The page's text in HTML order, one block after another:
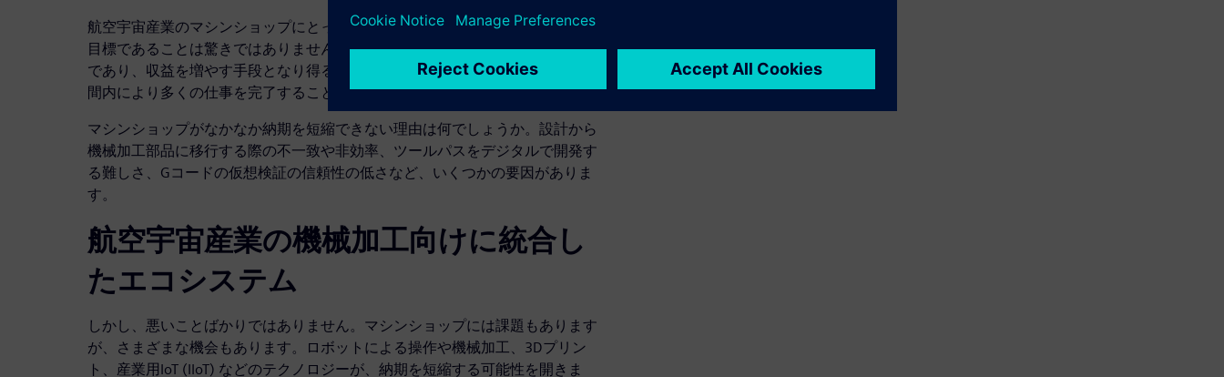
航空宇宙産業のマシンショップにとって、いかに迅速に納品できるかが最大の
目標であることは驚きではありません。納品までの時間は目に見える財務指標
であり、収益を増やす手段となり得るからです。納期を短縮すれば、指定の時
間内により多くの仕事を完了することができます。
マシンショップがなかなか納期を短縮できない理由は何でしょうか。設計から
機械加工部品に移行する際の不一致や非効率、ツールパスをデジタルで開発す
る難しさ、Gコードの仮想検証の信頼性の低さなど、いくつかの要因がありま
す。
航空宇宙産業の機械加工向けに統合し
たエコシステム
しかし、悪いことばかりではありません。マシンショップには課題もあります
が、さまざまな機会もあります。ロボットによる操作や機械加工、3Dプリン
ト、産業用IoT (IIoT) などのテクノロジーが、納期を短縮する可能性を開きま